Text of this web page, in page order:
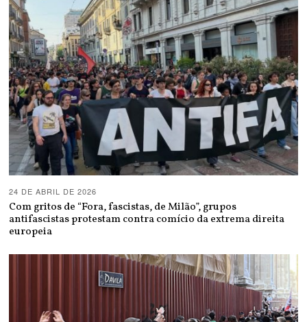
24 DE ABRIL DE 2026
Com gritos de “Fora, fascistas, de Milão”, grupos
antifascistas protestam contra comício da extrema direita
europeia